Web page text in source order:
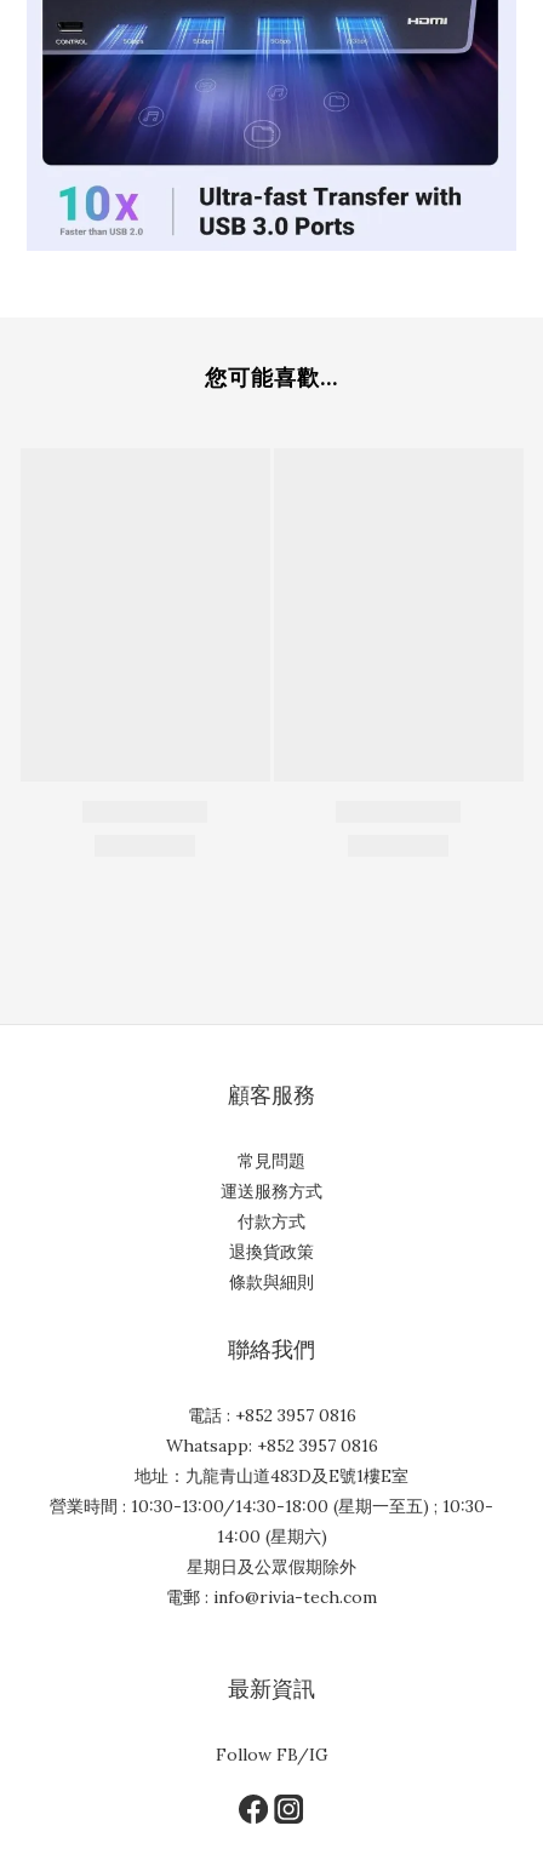
您可能喜歡...
顧客服務
常見問題
運送服務方式
付款方式
退換貨政策
條款與細則
聯絡我們
電話 : +852 3957 0816
Whatsapp: +852 3957 0816
地址：九龍青山道483D及E號1樓E室
營業時間 : 10:30-13:00/14:30-18:00 (星期一至五) ; 10:30-
14:00 (星期六)
星期日及公眾假期除外
電郵 : info@rivia-tech.com
最新資訊
Follow FB/IG